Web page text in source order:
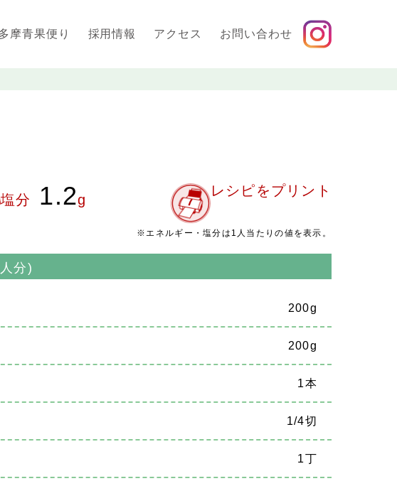
摩青果便り 採用情報 アクセス お問い合わせ
塩分 1.2g
レシピをプリント
※エネルギー・塩分は1人当たりの値を表示。
分)
200g
200g
1本
1/4切
1丁